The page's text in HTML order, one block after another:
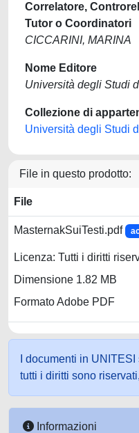
Correlatore,
Tutor o Coordinatori
CICCARINI, MARINA
Nome Editore
Università degli Studi
Collezione di
Università degli Studi
File in questo prodotto:
File
MasternakSuiTesti.pdf
Licenza: Tutti i diritti
Dimensione 1.82 MB
Formato Adobe PDF
I documenti in
tutti i diritti sono
Informazioni